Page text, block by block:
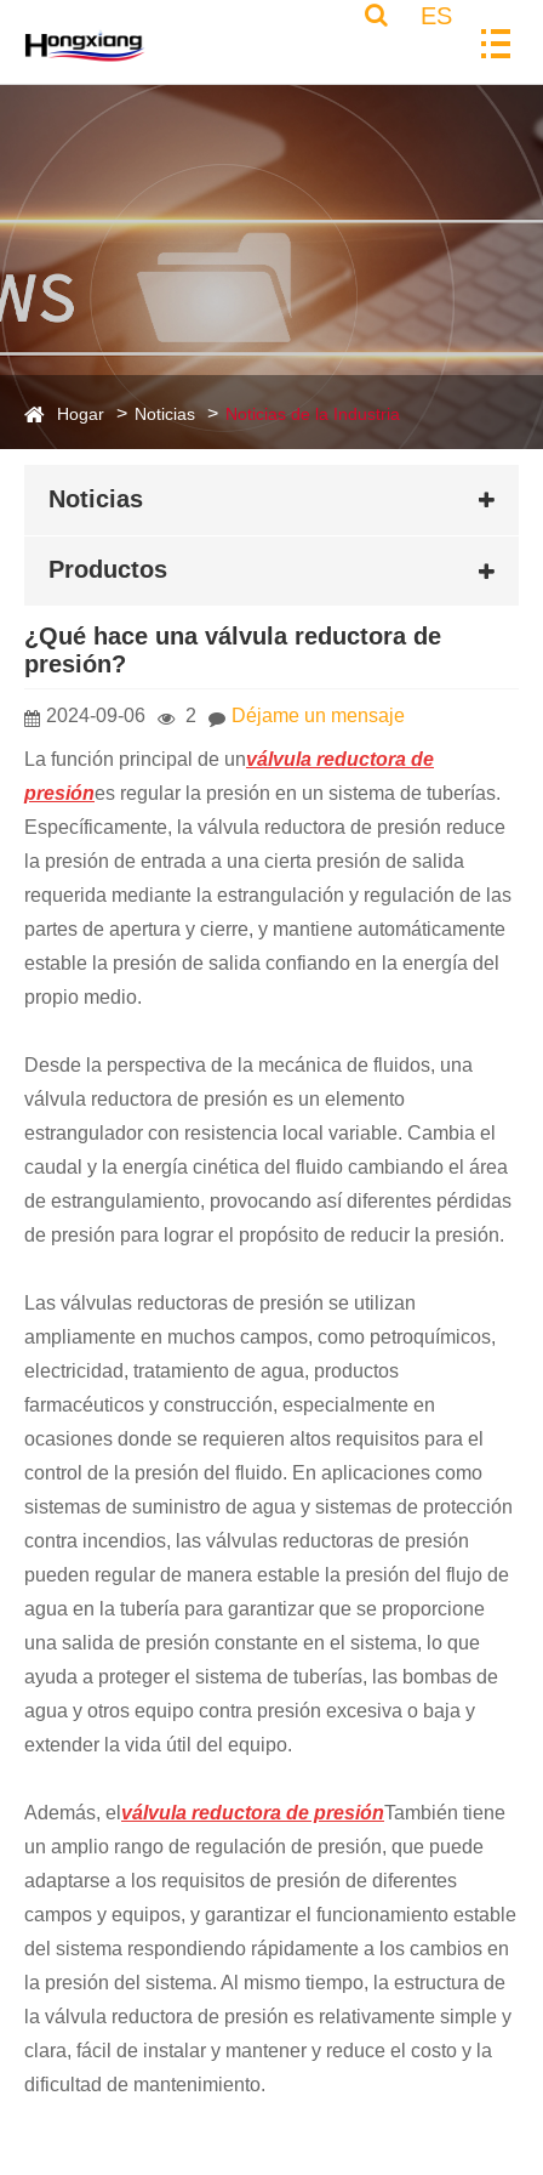
ES
Hogar Noticias Noticias de la Industria
Noticias
Productos
¿Qué hace una válvula reductora de
presión?
2024-09-06 2 Déjame un mensaje
La función principal de unválvula reductora de
presiónes regular la presión en un sistema de tuberías.
Específicamente, la válvula reductora de presión reduce
la presión de entrada a una cierta presión de salida
requerida mediante la estrangulación y regulación de las
partes de apertura y cierre, y mantiene automáticamente
estable la presión de salida confiando en la energía del
propio medio.
Desde la perspectiva de la mecánica de fluidos, una
válvula reductora de presión es un elemento
estrangulador con resistencia local variable. Cambia el
caudal y la energía cinética del fluido cambiando el área
de estrangulamiento, provocando así diferentes pérdidas
de presión para lograr el propósito de reducir la presión.
Las válvulas reductoras de presión se utilizan
ampliamente en muchos campos, como petroquímicos,
electricidad, tratamiento de agua, productos
farmacéuticos y construcción, especialmente en
ocasiones donde se requieren altos requisitos para el
control de la presión del fluido. En aplicaciones como
sistemas de suministro de agua y sistemas de protección
contra incendios, las válvulas reductoras de presión
pueden regular de manera estable la presión del flujo de
agua en la tubería para garantizar que se proporcione
una salida de presión constante en el sistema, lo que
ayuda a proteger el sistema de tuberías, las bombas de
agua y otros equipo contra presión excesiva o baja y
extender la vida útil del equipo.
Además, el válvula reductora de presiónTambién tiene
un amplio rango de regulación de presión, que puede
adaptarse a los requisitos de presión de diferentes
campos y equipos, y garantizar el funcionamiento estable
del sistema respondiendo rápidamente a los cambios en
la presión del sistema. Al mismo tiempo, la estructura de
la válvula reductora de presión es relativamente simple y
clara, fácil de instalar y mantener y reduce el costo y la
dificultad de mantenimiento.